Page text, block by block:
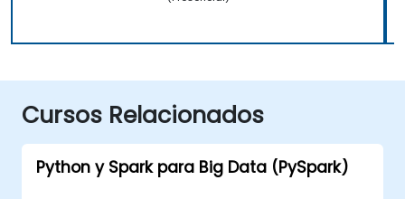
Cursos Relacionados
Python y Spark para Big Data (PySpark)